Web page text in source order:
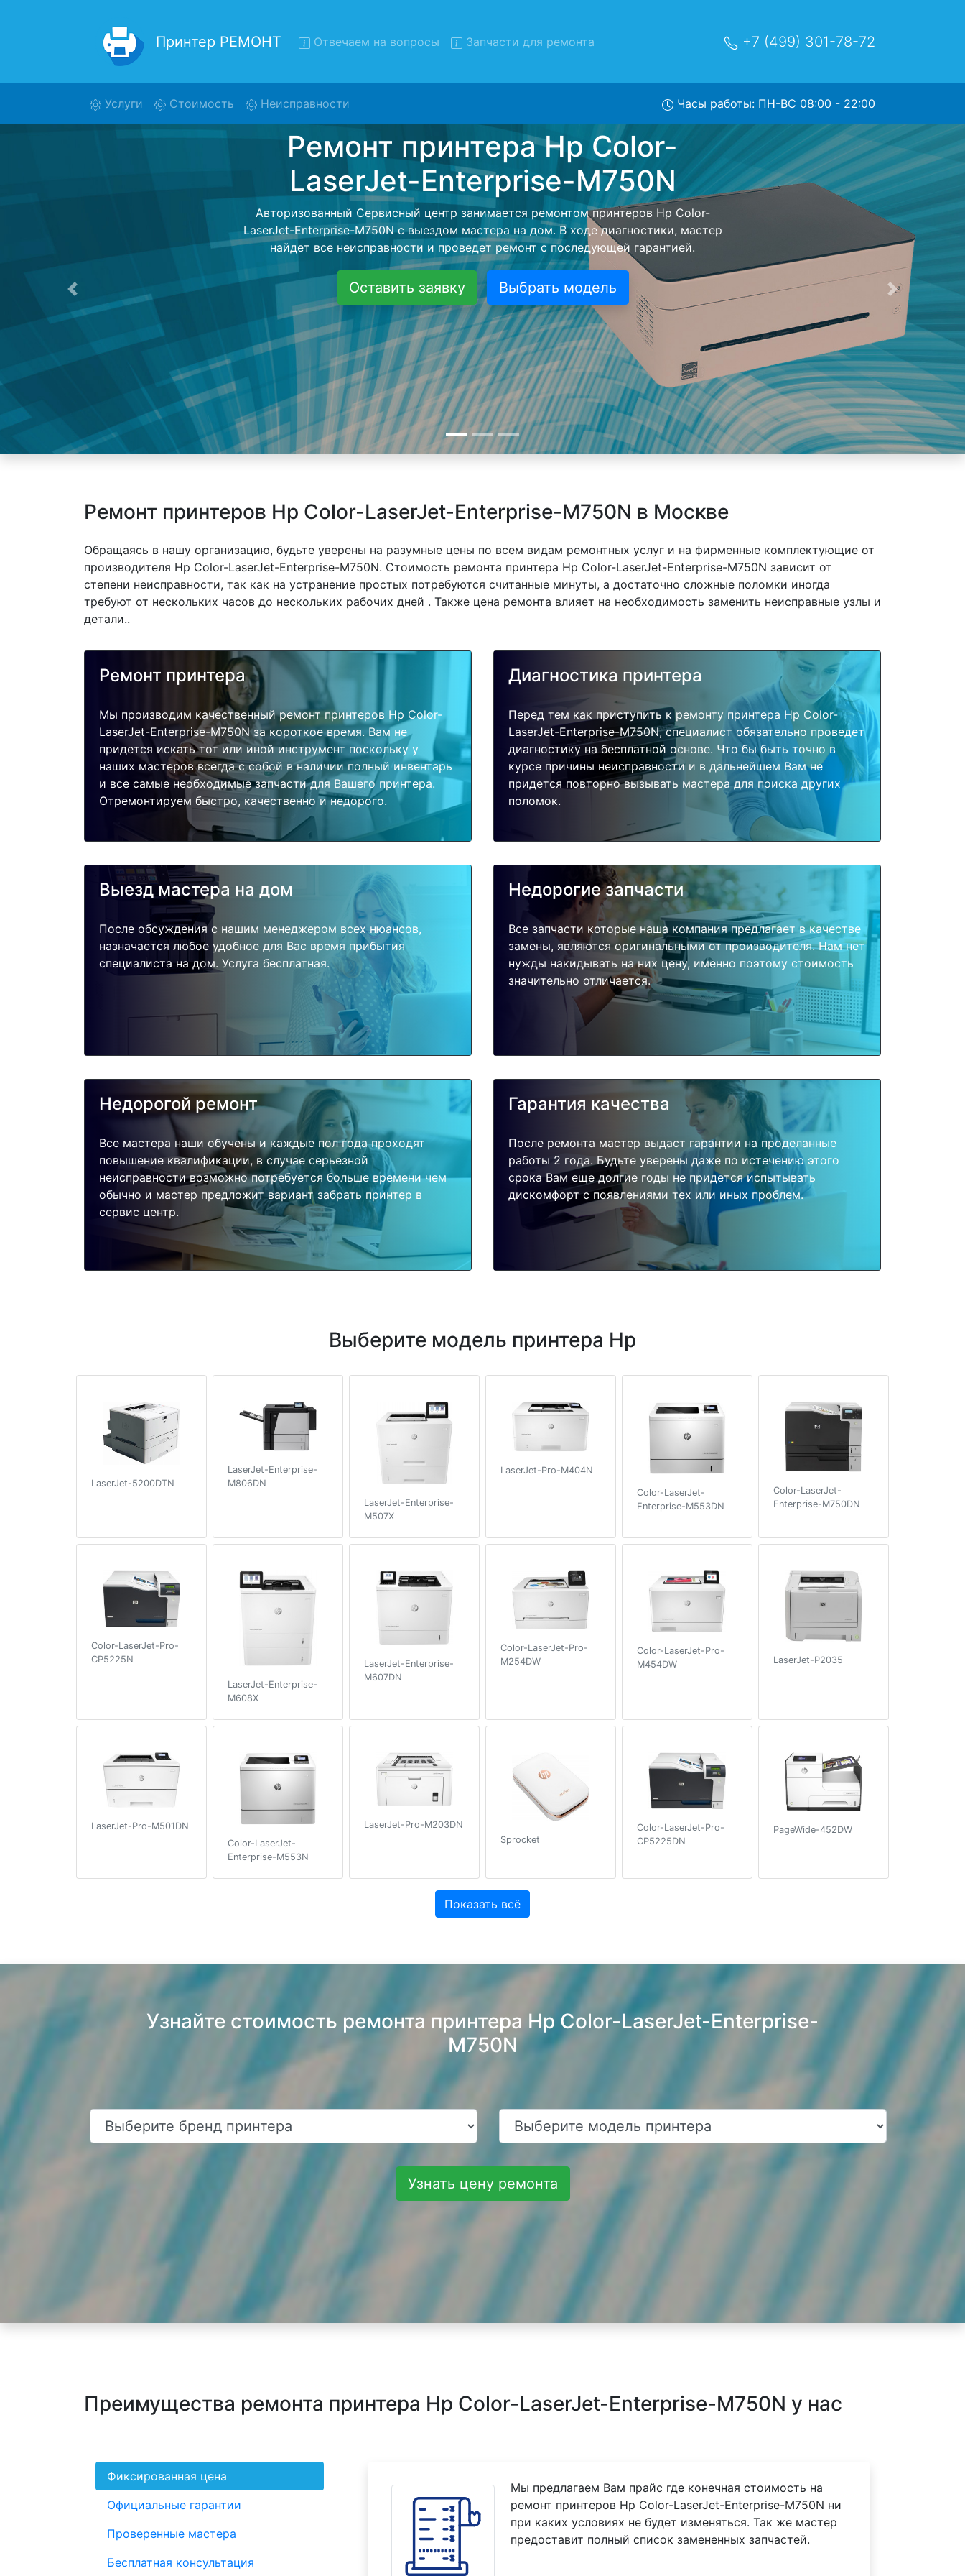
Принтер РЕМОНТ Отвечаем на вопросы Запчасти для ремонта +7 (499) 301-78-72
Услуги (current)Стоимость Неисправности Часы работы: ПН-ВС 08:00 - 22:00
Ремонт принтеров Hp Color-LaserJet-
Enterprise-M750N с вывозом в сервис
Ремонт принтеров Hp Color-LaserJet-Enterprise-M750N с вывозом в сервисный
центр и обратно - с помощью нашей бесплатной услуги, специалист заберет Ваш
принтер для дальнейшего более детального ремонта. Оговоренная стоимость
ремонта останется неизменно при возвращении видеотехники обратно.
Оставить заявку Выбрать модель
Предыдущая Следующая
Ремонт принтеров Hp Color-LaserJet-Enterprise-M750N в Москве
Обращаясь в нашу организацию, будьте уверены на разумные цены по всем видам ремонтных услуг и на фирменные комплектующие от
производителя Hp Color-LaserJet-Enterprise-M750N. Стоимость ремонта принтера Hp Color-LaserJet-Enterprise-M750N зависит от
степени неисправности, так как на устранение простых потребуются считанные минуты, а достаточно сложные поломки иногда
требуют от нескольких часов до нескольких рабочих дней . Также цена ремонта влияет на необходимость заменить неисправные узлы и
детали..
Ремонт принтера
Мы производим качественный ремонт принтеров Hp Color-
LaserJet-Enterprise-M750N за короткое время. Вам не
придется искать тот или иной инструмент поскольку у
наших мастеров всегда с собой в наличии полный инвентарь
и все самые необходимые запчасти для Вашего принтера.
Отремонтируем быстро, качественно и недорого.
Диагностика принтера
Перед тем как приступить к ремонту принтера Hp Color-
LaserJet-Enterprise-M750N, специалист обязательно проведет
диагностику на бесплатной основе. Что бы быть точно в
курсе причины неисправности и в дальнейшем Вам не
придется повторно вызывать мастера для поиска других
поломок.
Выезд мастера на дом
После обсуждения с нашим менеджером всех нюансов,
назначается любое удобное для Вас время прибытия
специалиста на дом. Услуга бесплатная.
Недорогие запчасти
Все запчасти которые наша компания предлагает в качестве
замены, являются оригинальными от производителя. Нам нет
нужды накидывать на них цену, именно поэтому стоимость
значительно отличается.
Недорогой ремонт
Все мастера наши обучены и каждые пол года проходят
повышение квалификации, в случае серьезной
неисправности возможно потребуется больше времени чем
обычно и мастер предложит вариант забрать принтер в
сервис центр.
Гарантия качества
После ремонта мастер выдаст гарантии на проделанные
работы 2 года. Будьте уверены даже по истечению этого
срока Вам еще долгие годы не придется испытывать
дискомфорт с появлениями тех или иных проблем.
Выберите модель принтера Hp
LaserJet-5200DTN
LaserJet-Enterprise-
M806DN
LaserJet-Enterprise-
M507X
LaserJet-Pro-M404N
Color-LaserJet-
Enterprise-M553DN
Color-LaserJet-
Enterprise-M750DN
Color-LaserJet-Pro-
CP5225N
LaserJet-Enterprise-
M608X
LaserJet-Enterprise-
M607DN
Color-LaserJet-Pro-
M254DW
Color-LaserJet-Pro-
M454DW
LaserJet-P2035
LaserJet-Pro-M501DN
Color-LaserJet-
Enterprise-M553N
LaserJet-Pro-M203DN
Sprocket
Color-LaserJet-Pro-
CP5225DN
PageWide-452DW
Показать всё
Узнайте стоимость ремонта принтера Hp Color-LaserJet-Enterprise-
M750N
Узнать цену ремонта
Преимущества ремонта принтера Hp Color-LaserJet-Enterprise-M750N у нас
Фиксированная цена
Официальные гарантии
Проверенные мастера
Бесплатная консультация
Мы предлагаем Вам прайс где конечная стоимость на
ремонт принтеров Hp Color-LaserJet-Enterprise-M750N ни
при каких условиях не будет изменяться. Так же мастер
предоставит полный список замененных запчастей.